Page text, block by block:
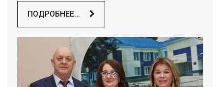
ПОДРОБНЕЕ...